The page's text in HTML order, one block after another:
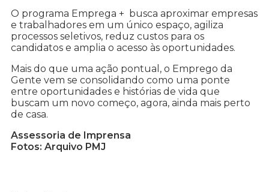
O programa Emprega + busca aproximar empresas
e trabalhadores em um único espaço, agiliza
processos seletivos, reduz custos para os
candidatos e amplia o acesso às oportunidades.
Mais do que uma ação pontual, o Emprego da
Gente vem se consolidando como uma ponte
entre oportunidades e histórias de vida que
buscam um novo começo, agora, ainda mais perto
de casa.
Assessoria de Imprensa
Fotos: Arquivo PMJ